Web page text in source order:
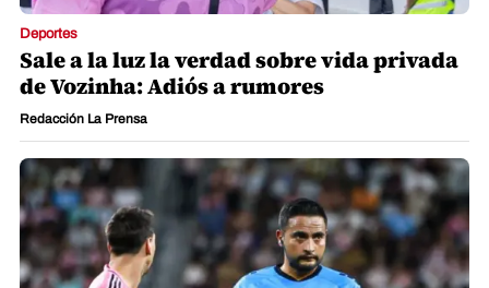
Deportes
Sale a la luz la verdad sobre vida privada
de Vozinha: Adiós a rumores
Redacción La Prensa